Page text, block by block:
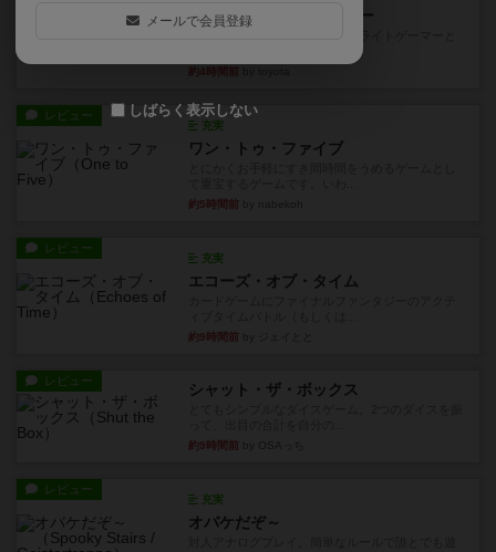
アンダー・ザ・テーブラー
約4時間前
レビュー
充実
ワン・トゥ・ファイブ
約5時間前
レビュー
充実
エコーズ・オブ・タイム
約9時間前
レビュー シャット・ザ・ボックス
約9時間前
レビュー
充実
オバケだぞ～
メールで会員登録
しばらく表示しない